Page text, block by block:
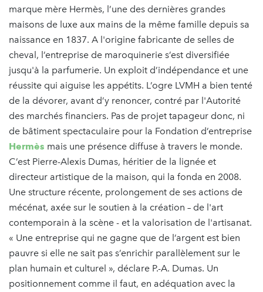
marque mère Hermès, l’une des dernières grandes
maisons de luxe aux mains de la même famille depuis sa
naissance en 1837. A l'origine fabricante de selles de
cheval, l’entreprise de maroquinerie s’est diversifiée
jusqu'à la parfumerie. Un exploit d’indépendance et une
réussite qui aiguise les appétits. L’ogre LVMH a bien tenté
de la dévorer, avant d’y renoncer, contré par l'Autorité
des marchés financiers. Pas de projet tapageur donc, ni
de bâtiment spectaculaire pour la Fondation d’entreprise
Hermès mais une présence diffuse à travers le monde.
C’est Pierre-Alexis Dumas, héritier de la lignée et
directeur artistique de la maison, qui la fonda en 2008.
Une structure récente, prolongement de ses actions de
mécénat, axée sur le soutien à la création – de l'art
contemporain à la scène - et la valorisation de l'artisanat.
« Une entreprise qui ne gagne que de l’argent est bien
pauvre si elle ne sait pas s’enrichir parallèlement sur le
plan humain et culturel », déclare P.-A. Dumas. Un
positionnement comme il faut, en adéquation avec la